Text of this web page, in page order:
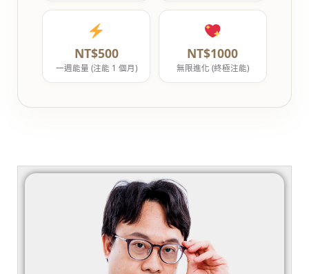
NT$500
一週能量 (注能 1 個月)
NT$1000
無限進化 (終極注能)